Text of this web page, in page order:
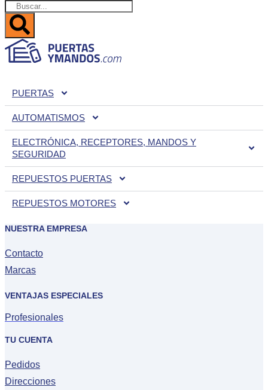
PUERTAS
AUTOMATISMOS
ELECTRÓNICA, RECEPTORES, MANDOS Y
SEGURIDAD
REPUESTOS PUERTAS
REPUESTOS MOTORES
NUESTRA EMPRESA
Contacto
Marcas
VENTAJAS ESPECIALES
Profesionales
TU CUENTA
Pedidos
Direcciones